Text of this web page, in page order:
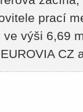
prací
výši 6,69